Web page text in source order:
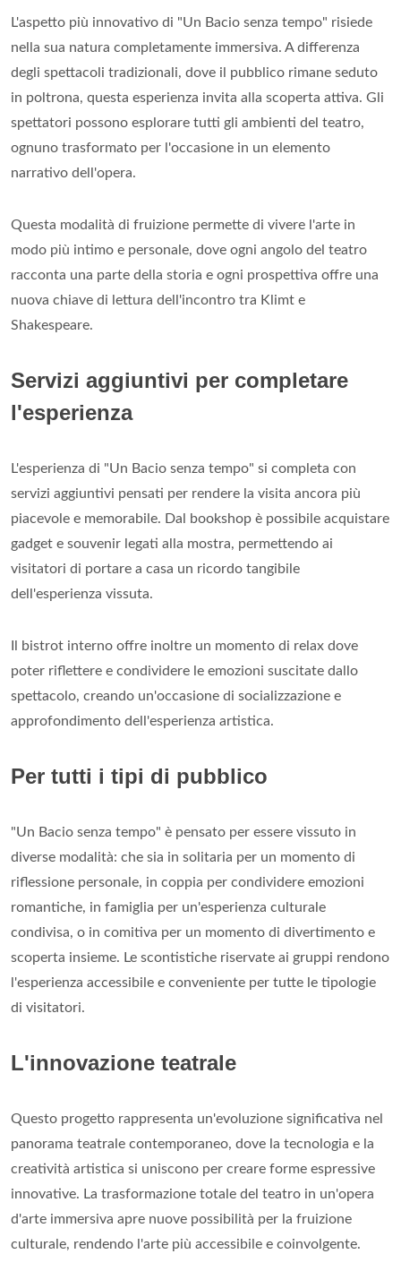
L'aspetto più innovativo di "Un Bacio senza tempo" risiede
nella sua natura completamente immersiva. A differenza
degli spettacoli tradizionali, dove il pubblico rimane seduto
in poltrona, questa esperienza invita alla scoperta attiva. Gli
spettatori possono esplorare tutti gli ambienti del teatro,
ognuno trasformato per l'occasione in un elemento
narrativo dell'opera.
Questa modalità di fruizione permette di vivere l'arte in
modo più intimo e personale, dove ogni angolo del teatro
racconta una parte della storia e ogni prospettiva offre una
nuova chiave di lettura dell'incontro tra Klimt e
Shakespeare.
Servizi aggiuntivi per completare
l'esperienza
L'esperienza di "Un Bacio senza tempo" si completa con
servizi aggiuntivi pensati per rendere la visita ancora più
piacevole e memorabile. Dal bookshop è possibile acquistare
gadget e souvenir legati alla mostra, permettendo ai
visitatori di portare a casa un ricordo tangibile
dell'esperienza vissuta.
Il bistrot interno offre inoltre un momento di relax dove
poter riflettere e condividere le emozioni suscitate dallo
spettacolo, creando un'occasione di socializzazione e
approfondimento dell'esperienza artistica.
Per tutti i tipi di pubblico
"Un Bacio senza tempo" è pensato per essere vissuto in
diverse modalità: che sia in solitaria per un momento di
riflessione personale, in coppia per condividere emozioni
romantiche, in famiglia per un'esperienza culturale
condivisa, o in comitiva per un momento di divertimento e
scoperta insieme. Le scontistiche riservate ai gruppi rendono
l'esperienza accessibile e conveniente per tutte le tipologie
di visitatori.
L'innovazione teatrale
Questo progetto rappresenta un'evoluzione significativa nel
panorama teatrale contemporaneo, dove la tecnologia e la
creatività artistica si uniscono per creare forme espressive
innovative. La trasformazione totale del teatro in un'opera
d'arte immersiva apre nuove possibilità per la fruizione
culturale, rendendo l'arte più accessibile e coinvolgente.